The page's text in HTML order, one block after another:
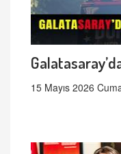
15 Mayıs 2026